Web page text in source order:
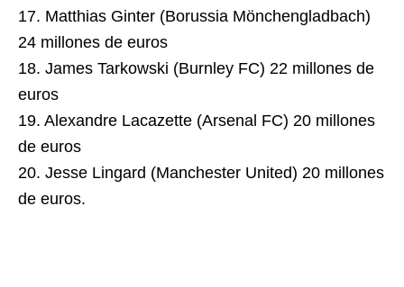
17. Matthias Ginter (Borussia Mönchengladbach)
24 millones de euros
18. James Tarkowski (Burnley FC) 22 millones de
euros
19. Alexandre Lacazette (Arsenal FC) 20 millones
de euros
20. Jesse Lingard (Manchester United) 20 millones
de euros.